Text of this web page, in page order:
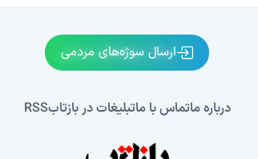
ارسال سوژه‌های مردمی
درباره ماتماس با ماتبلیغات در بازتابRSS